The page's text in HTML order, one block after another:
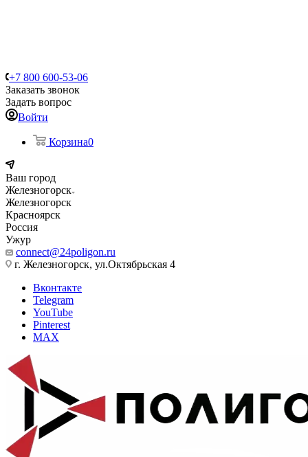
+7 800 600-53-06
Заказать звонок
Задать вопрос
Войти
Корзина0
Ваш город
Железногорск
Железногорск
Красноярск
Россия
Ужур
connect@24poligon.ru
г. Железногорск, ул.Октябрьская 4
Вконтакте
Telegram
YouTube
Pinterest
MAX